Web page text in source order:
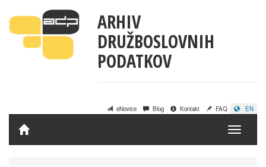
ARHIV
DRUŽBOSLOVNIH
PODATKOV
eNovice Blog Kontakt FAQ EN
Domov